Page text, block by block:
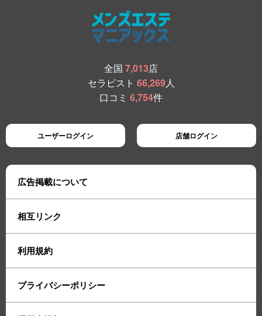
全国 7,013店
セラピスト 66,269人
口コミ 6,754件
ユーザーログイン 店舗ログイン
広告掲載について
相互リンク
利用規約
プライバシーポリシー